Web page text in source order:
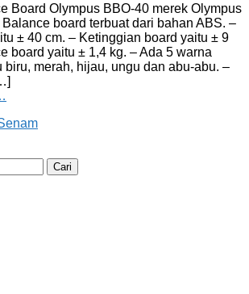
Board Olympus BBO-40 merek Olympus
board terbuat dari bahan ABS. –
± 40 cm. – Ketinggian board yaitu ± 9
board yaitu ± 1,4 kg. – Ada 5 warna
biru, merah, hijau, ungu dan abu-abu. –